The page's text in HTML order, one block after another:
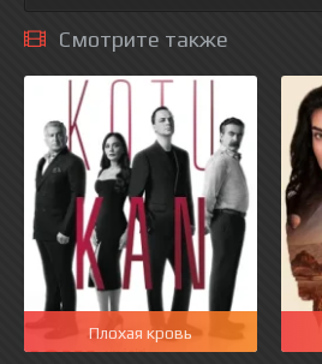
Смотрите также
Плохая кровь